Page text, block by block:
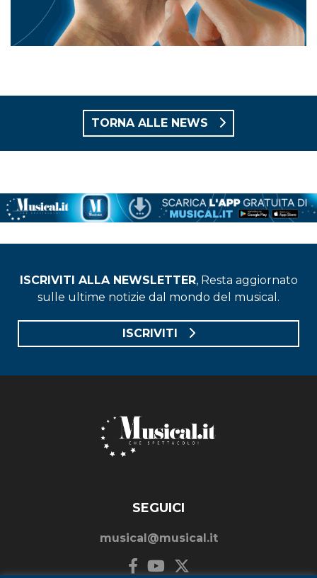
TORNA ALLE NEWS
ISCRIVITI ALLA NEWSLETTER, Resta aggiornato
sulle ultime notizie dal mondo del musical.
ISCRIVITI
SEGUICI
musical@musical.it